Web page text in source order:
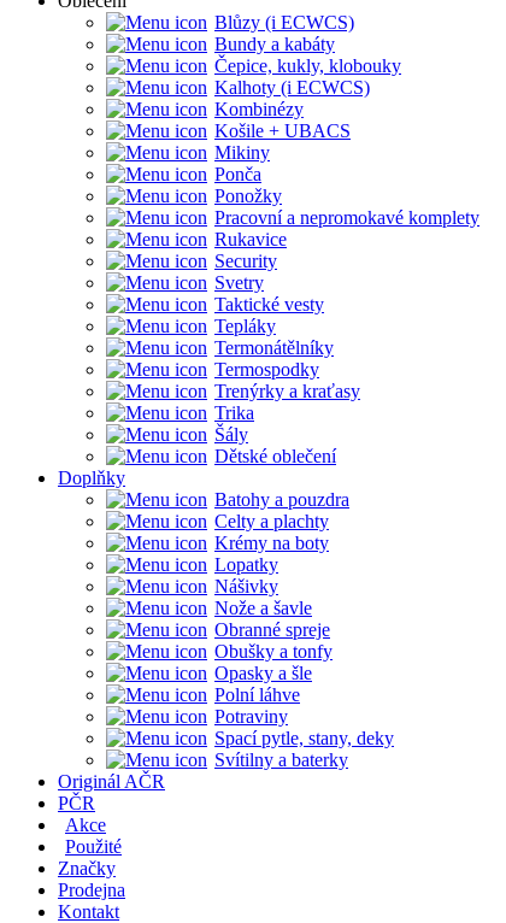
Blůzy (i ECWCS)
Bundy a kabáty
Čepice, kukly, klobouky
Kalhoty (i ECWCS)
Kombinézy
Košile + UBACS
Mikiny
Ponča
Ponožky
Pracovní a nepromokavé komplety
Rukavice
Security
Svetry
Taktické vesty
Tepláky
Termonátělníky
Termospodky
Trenýrky a kraťasy
Trika
Šály
Dětské oblečení
Doplňky
Batohy a pouzdra
Celty a plachty
Krémy na boty
Lopatky
Nášivky
Nože a šavle
Obranné spreje
Obušky a tonfy
Opasky a šle
Polní láhve
Potraviny
Spací pytle, stany, deky
Svítilny a baterky
Originál AČR
PČR
Akce
Použité
Značky
Prodejna
Kontakt